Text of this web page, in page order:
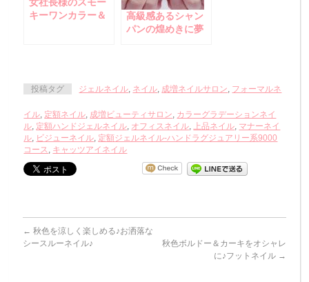
女社長様のスモー
キーワンカラー＆
高級感あるシャン
パンの煌めきに夢
投稿タグ ジェルネイル, ネイル, 成増ネイルサロン, フォーマルネ
イル, 定額ネイル, 成増ビューティサロン, カラーグラデーションネイ
ル, 定額ハンドジェルネイル, オフィスネイル, 上品ネイル, マナーネイ
ル, ビジューネイル, 定額ジェルネイル-ハンドラグジュアリー系9000
コース, キャッツアイネイル
← 秋色を涼しく楽しめる♪お洒落な
シースルーネイル♪
秋色ボルドー＆カーキをオシャレ
に♪フットネイル →